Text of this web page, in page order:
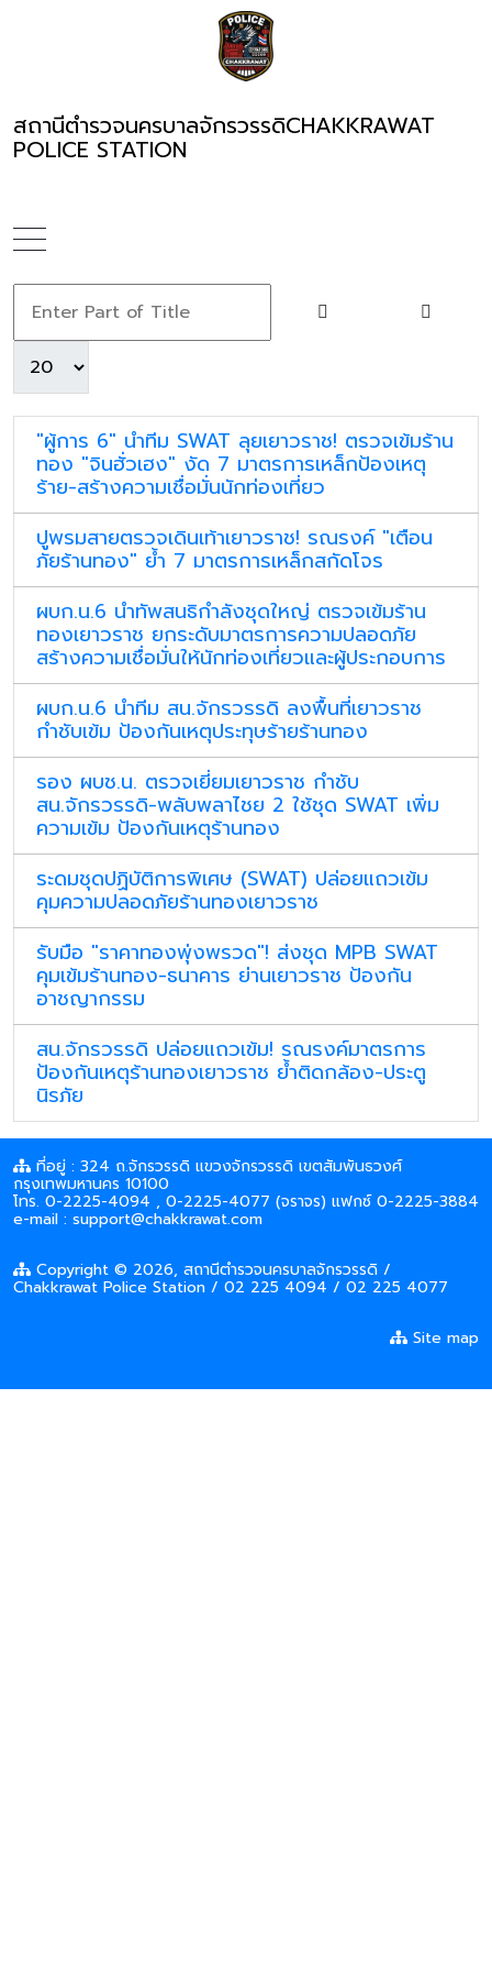
สถานีตำรวจนครบาลจักรวรรดิCHAKKRAWAT
POLICE STATION
"ผู้การ 6" นำทีม SWAT ลุยเยาวราช! ตรวจเข้มร้าน
ทอง "จินฮั่วเฮง" งัด 7 มาตรการเหล็กป้องเหตุ
ร้าย-สร้างความเชื่อมั่นนักท่องเที่ยว
ปูพรมสายตรวจเดินเท้าเยาวราช! รณรงค์ "เตือน
ภัยร้านทอง" ย้ำ 7 มาตรการเหล็กสกัดโจร
ผบก.น.6 นำทัพสนธิกำลังชุดใหญ่ ตรวจเข้มร้าน
ทองเยาวราช ยกระดับมาตรการความปลอดภัย
สร้างความเชื่อมั่นให้นักท่องเที่ยวและผู้ประกอบการ
ผบก.น.6 นำทีม สน.จักรวรรดิ ลงพื้นที่เยาวราช
กำชับเข้ม ป้องกันเหตุประทุษร้ายร้านทอง
รอง ผบช.น. ตรวจเยี่ยมเยาวราช กำชับ
สน.จักรวรรดิ-พลับพลาไชย 2 ใช้ชุด SWAT เพิ่ม
ความเข้ม ป้องกันเหตุร้านทอง
ระดมชุดปฏิบัติการพิเศษ (SWAT) ปล่อยแถวเข้ม
คุมความปลอดภัยร้านทองเยาวราช
รับมือ "ราคาทองพุ่งพรวด"! ส่งชุด MPB SWAT
คุมเข้มร้านทอง-ธนาคาร ย่านเยาวราช ป้องกัน
อาชญากรรม
สน.จักรวรรดิ ปล่อยแถวเข้ม! รณรงค์มาตรการ
ป้องกันเหตุร้านทองเยาวราช ย้ำติดกล้อง-ประตู
นิรภัย
ที่อยู่ : 324 ถ.จักรวรรดิ แขวงจักรวรรดิ เขตสัมพันธวงศ์
กรุงเทพมหานคร 10100
โทร. 0-2225-4094 , 0-2225-4077 (จราจร) แฟกซ์ 0-2225-3884
e-mail : support@chakkrawat.com
Copyright © 2026, สถานีตำรวจนครบาลจักรวรรดิ /
Chakkrawat Police Station / 02 225 4094 / 02 225 4077
Site map